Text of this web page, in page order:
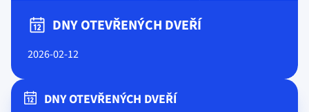
DNY OTEVŘENÝCH DVEŘÍ
2026-02-12
DNY OTEVŘENÝCH DVEŘÍ